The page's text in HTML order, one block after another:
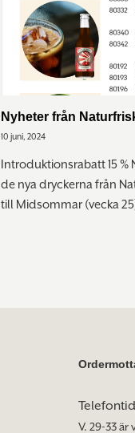
Nyheter från
10 juni, 2024
Introduktionsrabatt 15
de nya dryckerna från
till Midsommar (vecka
V. 29-33 är